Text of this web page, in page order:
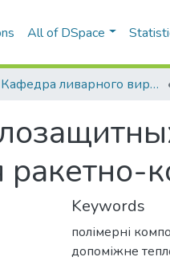
All of DSpace
Кафедра ливарного виробництва чорних і кольорових металів (ЛВЧКМ)
Keywords
полімерні
допоміжне